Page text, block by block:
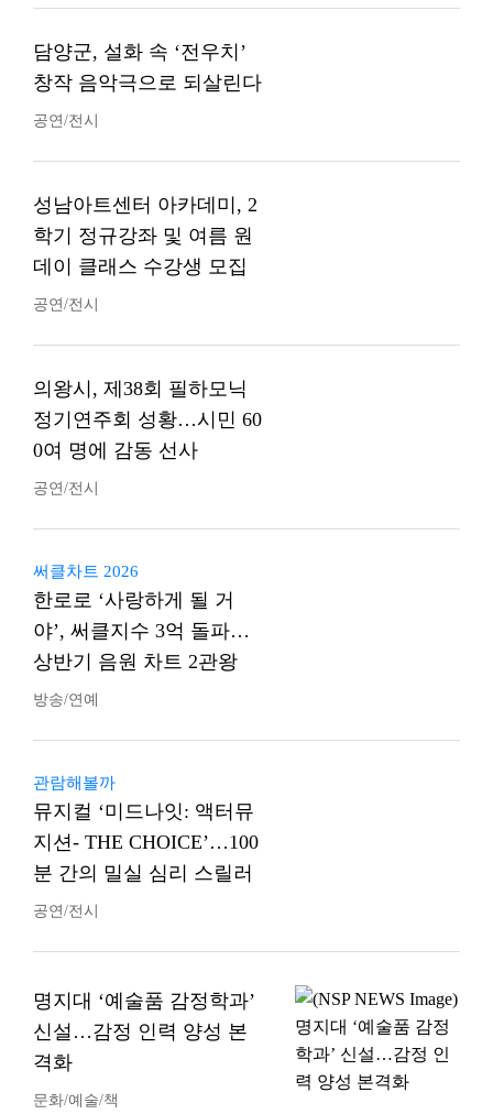
담양군, 설화 속 ‘전우치’
창작 음악극으로 되살린다
공연/전시
성남아트센터 아카데미, 2
학기 정규강좌 및 여름 원
데이 클래스 수강생 모집
공연/전시
의왕시, 제38회 필하모닉
정기연주회 성황…시민 60
0여 명에 감동 선사
공연/전시
써클차트 2026
한로로 ‘사랑하게 될 거
야’, 써클지수 3억 돌파…
상반기 음원 차트 2관왕
방송/연예
관람해볼까
뮤지컬 ‘미드나잇: 액터뮤
지션- THE CHOICE’…100
분 간의 밀실 심리 스릴러
공연/전시
명지대 ‘예술품 감정학과’
신설…감정 인력 양성 본
격화
문화/예술/책